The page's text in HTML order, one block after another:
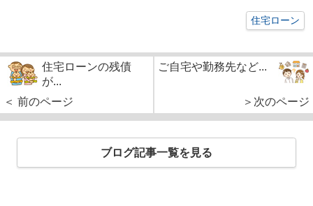
住宅ローン
住宅ローンの残債
が...
＜ 前のページ
ご自宅や勤務先など...
＞次のページ
ブログ記事一覧を見る